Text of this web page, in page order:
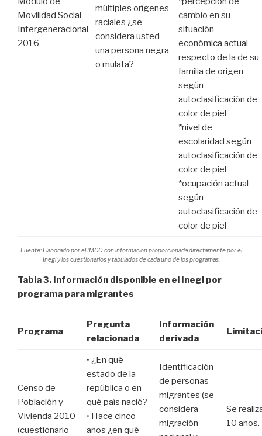
Movilidad Social
Intergeneracional
2016
múltiples orígenes
raciales ¿se
considera usted
una persona negra
o mulata?
cambio en su
situación
económica actual
respecto de la de su
familia de origen
según
autoclasificación de
color de piel
*nivel de
escolaridad según
autoclasificación de
color de piel
*ocupación actual
según
autoclasificación de
color de piel
Fuente: Elaborado por el IMCO con información proporcionada directamente por el
Inegi y los cuestionarios y tabulados de cada uno de los programas.
Tabla 3. Información disponible en el Inegi por
programa para migrantes
Programa
Pregunta
relacionada
Información
derivada
Censo de
Población y
Vivienda 2010
(cuestionario
• ¿En qué
estado de la
república o en
qué país nació?
• Hace cinco
años ¿en qué
Identificación
de personas
migrantes (se
considera
migración
Se
10 años.